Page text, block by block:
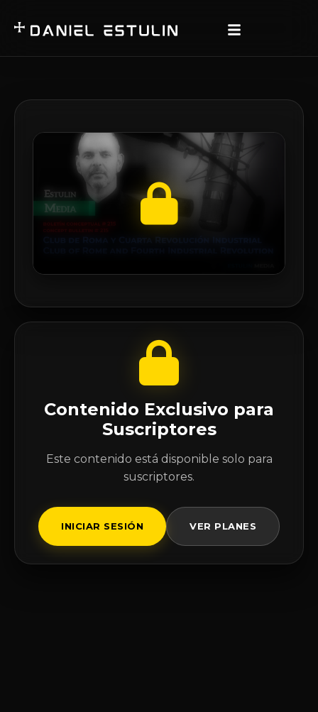
Contenido Exclusivo para
Suscriptores
Este contenido está disponible solo para
suscriptores.
INICIAR SESIÓN VER PLANES